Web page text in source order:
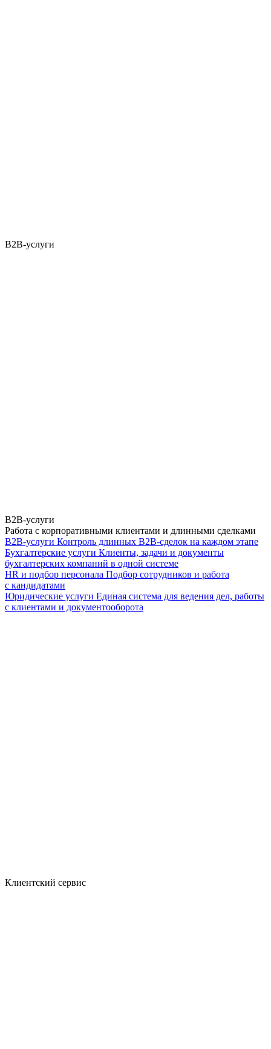
B2B-услуги
B2B-услуги
Работа с корпоративными клиентами и длинными сделками
B2B-услуги Контроль длинных B2B-сделок на каждом этапе
Бухгалтерские услуги Клиенты, задачи и документы
бухгалтерских компаний в одной системе
HR и подбор персонала Подбор сотрудников и работа
с кандидатами
Юридические услуги Единая система для ведения дел, работы
с клиентами и документооборота
Клиентский сервис